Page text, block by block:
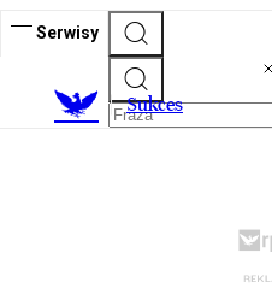
Serwisy
Sukces